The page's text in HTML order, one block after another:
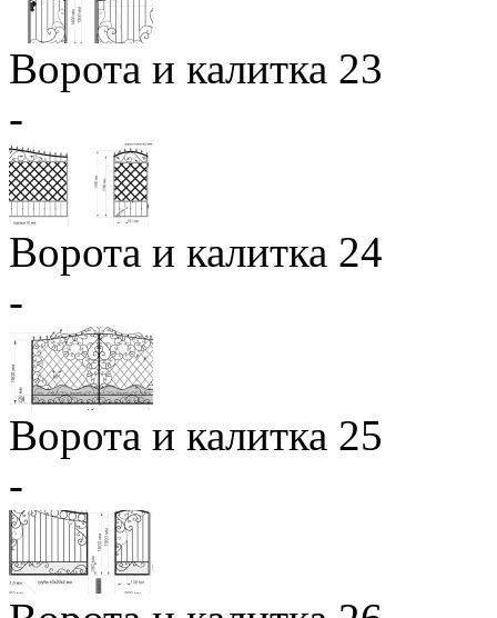
Ворота и калитка 23
-
Ворота и калитка 24
-
Ворота и калитка 25
-